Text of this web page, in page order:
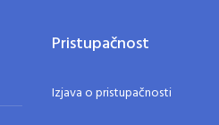
Pristupačnost
Izjava o pristupačnosti